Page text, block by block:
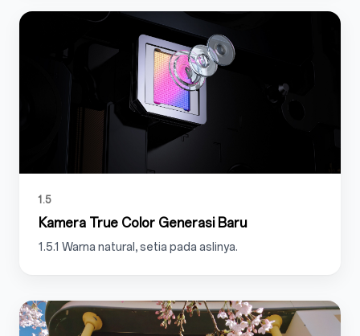
1.5
Kamera True Color Generasi Baru
1.5.1 Warna natural , setia pada aslinya.